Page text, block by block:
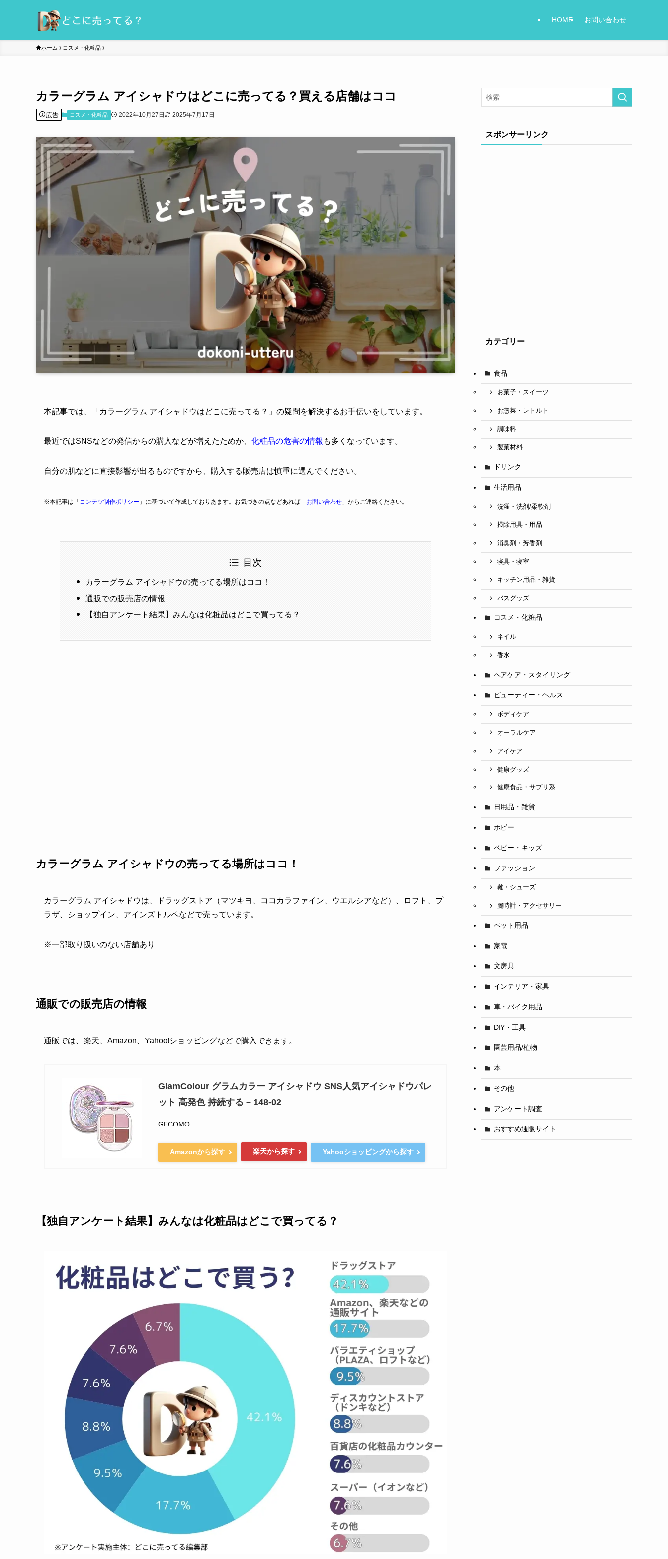
HOME お問い合わせ
ホーム コスメ・化粧品
カラーグラム アイシャドウはどこに売ってる？買える店舗はココ
広告 コスメ・化粧品 2022年10月27日 2025年7月17日
本記事では、「カラーグラム アイシャドウはどこに売ってる？」の疑問を解決するお手伝いをしています。
最近ではSNSなどの発信からの購入などが増えたためか、 化粧品の危害の情報 も多くなっています。
自分の肌などに直接影響が出るものですから、購入する販売店は慎重に選んでください。
※本記事は「 コンテツ制作ポリシー 」に基づいて作成しておりあます。お気づきの点などあれば「 お問い合わせ 」からご連絡ください。
目次
カラーグラム アイシャドウの売ってる場所はココ！
通販での販売店の情報
【独自アンケート結果】みんなは化粧品はどこで買ってる？
カラーグラム アイシャドウの売ってる場所はココ！
カラーグラム アイシャドウは、ドラッグストア（マツキヨ、ココカラファイン、ウエルシアなど）、ロフト、プ
ラザ、ショップイン、アインズトルペなどで売っています。
※一部取り扱いのない店舗あり
通販での販売店の情報
通販では、楽天、Amazon、Yahoo!ショッピングなどで購入できます。
GlamColour グラムカラー アイシャドウ SNS人気アイシャドウパレ
ット 高発色 持続する – 148-02
GECOMO
Amazonから探す 楽天から探す Yahooショッピングから探す
【独自アンケート結果】みんなは化粧品はどこで買ってる？
スポンサーリンク
カテゴリー
食品
お菓子・スイーツ
お惣菜・レトルト
調味料
製菓材料
ドリンク
生活用品
洗濯・洗剤/柔軟剤
掃除用具・用品
消臭剤・芳香剤
寝具・寝室
キッチン用品・雑貨
バスグッズ
コスメ・化粧品
ネイル
香水
ヘアケア・スタイリング
ビューティー・ヘルス
ボディケア
オーラルケア
アイケア
健康グッズ
健康食品・サプリ系
日用品・雑貨
ホビー
ベビー・キッズ
ファッション
靴・シューズ
腕時計・アクセサリー
ペット用品
家電
文房具
インテリア・家具
車・バイク用品
DIY・工具
園芸用品/植物
本
その他
アンケート調査
おすすめ通販サイト